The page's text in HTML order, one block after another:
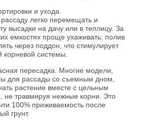
и ухода.
легко перемещать и
высадки на дачу или в теплицу. За
емкостях проще ухаживать: полив
через поддон, что стимулирует
системы.
пересадка. Многие модели,
для рассады со съемным дном,
растение вместе с цельным
травмируя нежные корни. Это
100% приживаемость после
грунт.